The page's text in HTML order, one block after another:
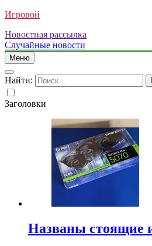
Игровой
Новостная рассылка
Случайные новости
Меню
Найти:
Заголовки
Названы стоящие